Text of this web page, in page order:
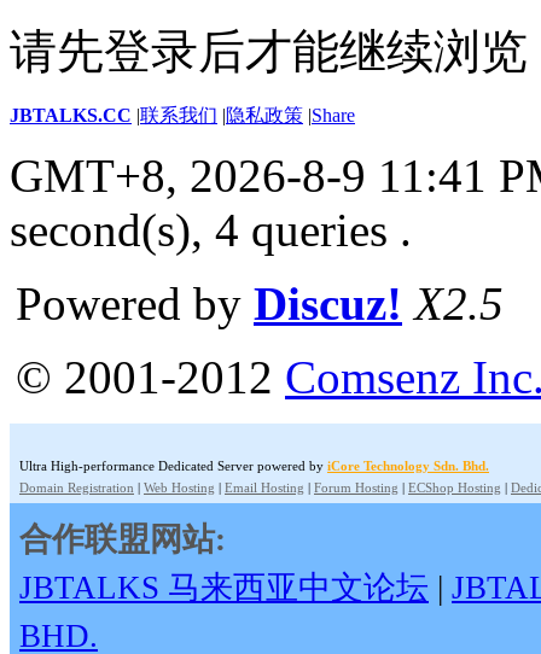
请先登录后才能继续浏览
JBTALKS.CC |联系我们 |隐私政策 |Share
GMT+8, 2026-8-9 11:41
second(s), 4 queries .
Powered by Discuz! X2.5
© 2001-2012 Comsenz
Ultra High-performance Dedicated Server powered by iCore Technology Sdn. Bhd.
Domain Registration | Web Hosting | Email Hosting | Forum Hosting | ECShop Hosting |
合作联盟网站:
JBTALKS 马来西亚中文论坛 |
BHD.